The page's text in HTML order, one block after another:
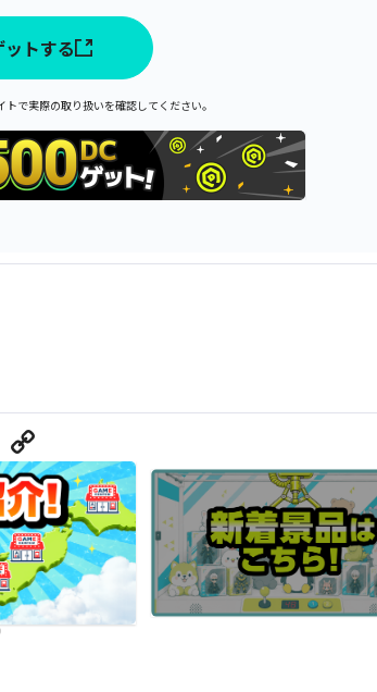
トする
で実際の取り扱いを確認してください。
Line